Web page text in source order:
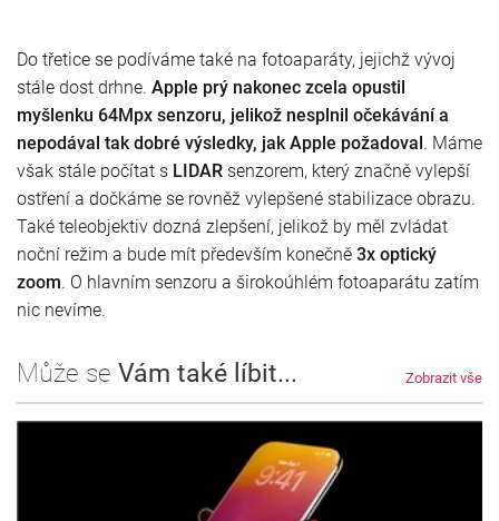
Do třetice se podíváme také na fotoaparáty, jejichž vývoj
stále dost drhne. Apple prý nakonec zcela opustil
myšlenku 64Mpx senzoru, jelikož nesplnil očekávání a
nepodával tak dobré výsledky, jak Apple požadoval. Máme
však stále počítat s LIDAR senzorem, který značně vylepší
ostření a dočkáme se rovněž vylepšené stabilizace obrazu.
Také teleobjektiv dozná zlepšení, jelikož by měl zvládat
noční režim a bude mít především konečně 3x optický
zoom. O hlavním senzoru a širokoúhlém fotoaparátu zatím
nic nevíme.
Může se Vám také líbit... Zobrazit vše